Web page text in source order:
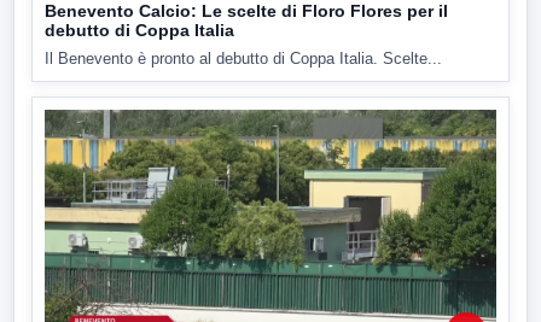
Benevento Calcio: Le scelte di Floro Flores per il
debutto di Coppa Italia
Il Benevento è pronto al debutto di Coppa Italia. Scelte...